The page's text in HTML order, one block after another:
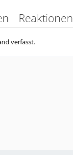
Reaktionen
verfasst.